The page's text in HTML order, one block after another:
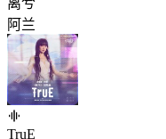
阿兰
TruE